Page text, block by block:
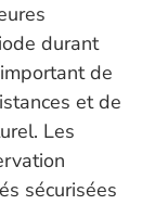
durant
de
et de
Les
sécurisées